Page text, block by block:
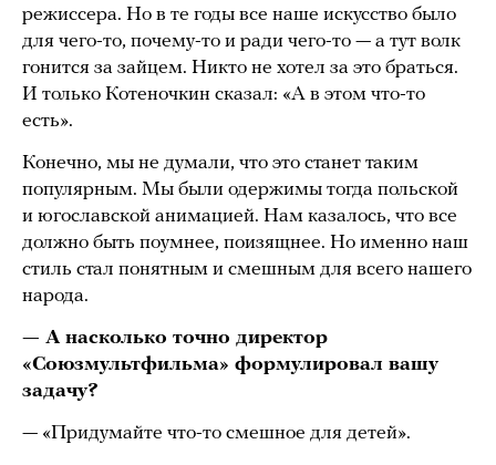
режиссера. Но в те годы все наше искусство было
для чего-то, почему-то и ради чего-то — а тут волк
гонится за зайцем. Никто не хотел за это браться.
И только Котеночкин сказал: «А в этом что-то
есть».
Конечно, мы не думали, что это станет таким
популярным. Мы были одержимы тогда польской
и югославской анимацией. Нам казалось, что все
должно быть поумнее, поизящнее. Но именно наш
стиль стал понятным и смешным для всего нашего
народа.
— А насколько точно директор
«Союзмультфильма» формулировал вашу
задачу?
— «Придумайте что-то смешное для детей».